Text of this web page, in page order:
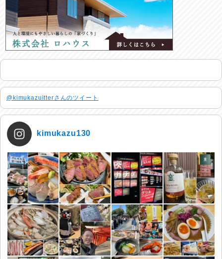
@kimukazuitterさんのツイート
kimukazu130